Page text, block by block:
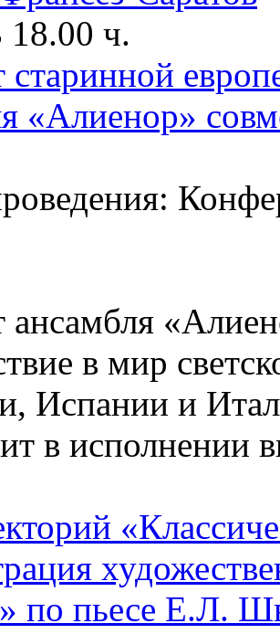
ч.
старинной
«Алиенор»
ансамбля
в мир
Испании и
в исполнении